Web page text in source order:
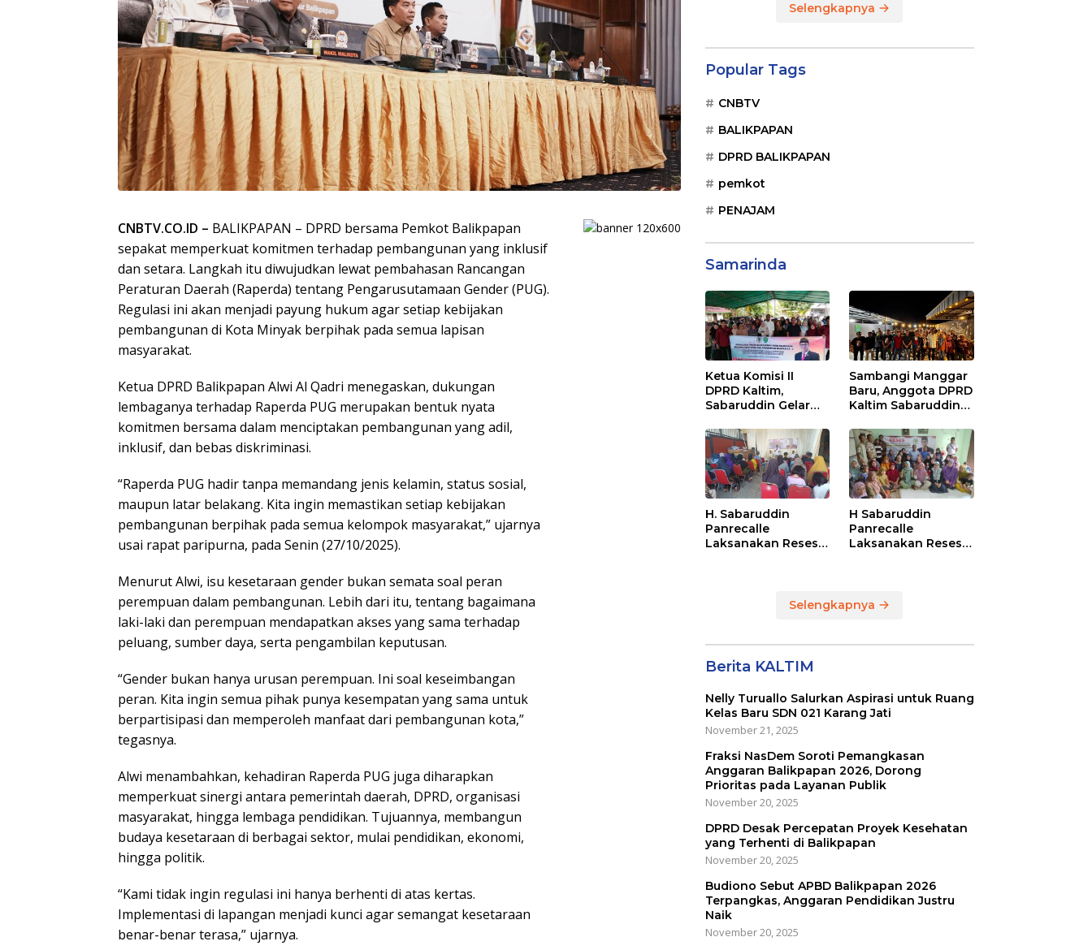
CNBTV.CO.ID – BALIKPAPAN – DPRD bersama Pemkot Balikpapan
sepakat memperkuat komitmen terhadap pembangunan yang inklusif
dan setara. Langkah itu diwujudkan lewat pembahasan Rancangan
Peraturan Daerah (Raperda) tentang Pengarusutamaan Gender (PUG).
Regulasi ini akan menjadi payung hukum agar setiap kebijakan
pembangunan di Kota Minyak berpihak pada semua lapisan
masyarakat.
Ketua DPRD Balikpapan Alwi Al Qadri menegaskan, dukungan
lembaganya terhadap Raperda PUG merupakan bentuk nyata
komitmen bersama dalam menciptakan pembangunan yang adil,
inklusif, dan bebas diskriminasi.
“Raperda PUG hadir tanpa memandang jenis kelamin, status sosial,
maupun latar belakang. Kita ingin memastikan setiap kebijakan
pembangunan berpihak pada semua kelompok masyarakat,” ujarnya
usai rapat paripurna, pada Senin (27/10/2025).
Menurut Alwi, isu kesetaraan gender bukan semata soal peran
perempuan dalam pembangunan. Lebih dari itu, tentang bagaimana
laki-laki dan perempuan mendapatkan akses yang sama terhadap
peluang, sumber daya, serta pengambilan keputusan.
“Gender bukan hanya urusan perempuan. Ini soal keseimbangan
peran. Kita ingin semua pihak punya kesempatan yang sama untuk
berpartisipasi dan memperoleh manfaat dari pembangunan kota,”
tegasnya.
Alwi menambahkan, kehadiran Raperda PUG juga diharapkan
memperkuat sinergi antara pemerintah daerah, DPRD, organisasi
masyarakat, hingga lembaga pendidikan. Tujuannya, membangun
budaya kesetaraan di berbagai sektor, mulai pendidikan, ekonomi,
hingga politik.
“Kami tidak ingin regulasi ini hanya berhenti di atas kertas.
Implementasi di lapangan menjadi kunci agar semangat kesetaraan
benar-benar terasa,” ujarnya.
Selengkapnya
Popular Tags
CNBTV
BALIKPAPAN
DPRD BALIKPAPAN
pemkot
PENAJAM
Samarinda
Ketua Komisi II
DPRD Kaltim,
Sabaruddin Gelar
Pajak dan Retribusi
Daerah di
Sepinggan Raya
Balikpapan
Sambangi Manggar
Baru, Anggota DPRD
Kaltim Sabaruddin
Kepemudaan di
Balikpapan
H. Sabaruddin
Panrecalle
Laksanakan Reses
H Sabaruddin
Panrecalle
Laksanakan Reses
Selengkapnya
Berita KALTIM
Nelly Turuallo Salurkan Aspirasi untuk Ruang
Kelas Baru SDN 021 Karang Jati
November 21, 2025
Fraksi NasDem Soroti Pemangkasan
Anggaran Balikpapan 2026, Dorong
Prioritas pada Layanan Publik
November 20, 2025
DPRD Desak Percepatan Proyek Kesehatan
yang Terhenti di Balikpapan
November 20, 2025
Budiono Sebut APBD Balikpapan 2026
Terpangkas, Anggaran Pendidikan Justru
Naik
November 20, 2025